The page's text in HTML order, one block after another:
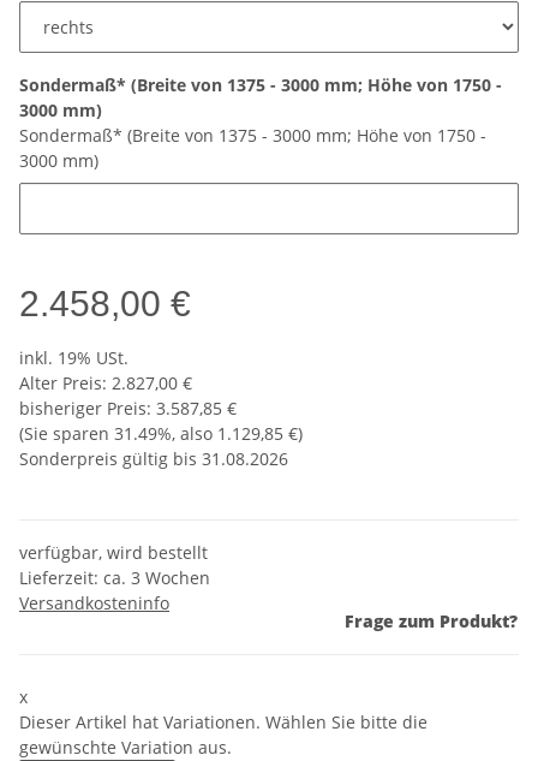
Sondermaß* (Breite von 1375 - 3000 mm; Höhe von 1750 -
3000 mm)
Sondermaß* (Breite von 1375 - 3000 mm; Höhe von 1750 -
3000 mm)
2.458,00 €
inkl. 19% USt.
Alter Preis: 2.827,00 €
bisheriger Preis: 3.587,85 €
(Sie sparen 31.49%, also 1.129,85 €)
Sonderpreis gültig bis 31.08.2026
verfügbar, wird bestellt
Lieferzeit: ca. 3 Wochen
Versandkosteninfo
Frage zum Produkt?
x
Dieser Artikel hat Variationen. Wählen Sie bitte die
gewünschte Variation aus.